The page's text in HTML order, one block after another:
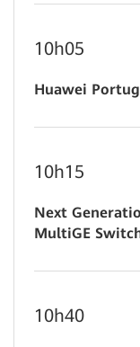
10h05
Huawei
10h15
Next
MultiGE
10h40